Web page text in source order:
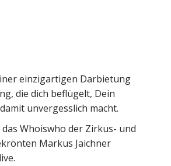
einzigartigen Darbietung
die dich beflügelt, Dein
unvergesslich macht.
Whoiswho der Zirkus- und
Markus Jaichner